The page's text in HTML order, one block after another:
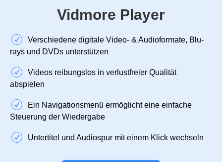
Vidmore Player
Verschiedene digitale Video- & Audioformate, Blu-
rays und DVDs unterstützen
Videos reibungslos in verlustfreier Qualität
abspielen
Ein Navigationsmenü ermöglicht eine einfache
Steuerung der Wiedergabe
Untertitel und Audiospur mit einem Klick wechseln